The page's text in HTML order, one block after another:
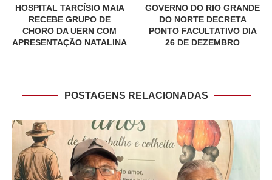
HOSPITAL TARCÍSIO MAIA
RECEBE GRUPO DE
CHORO DA UERN COM
APRESENTAÇÃO NATALINA
GOVERNO DO RIO GRANDE
DO NORTE DECRETA
PONTO FACULTATIVO DIA
26 DE DEZEMBRO
POSTAGENS RELACIONADAS